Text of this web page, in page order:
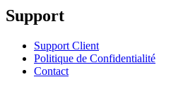
Support
Support Client
Politique de Confidentialité
Contact